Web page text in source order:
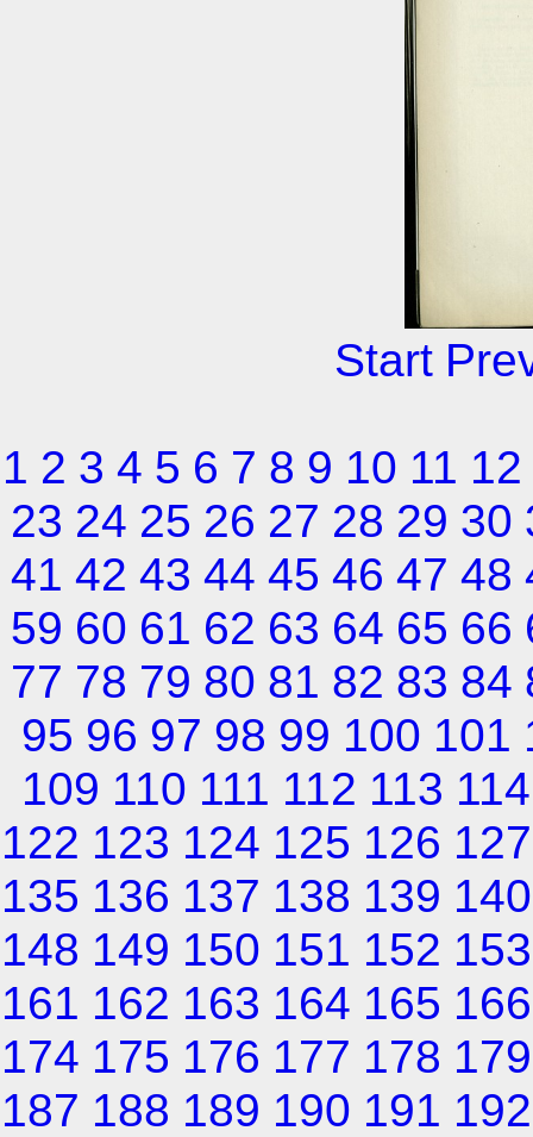
Start
1 2 3 4 5 6 7 8 9 10 11 12
23 24 25 26 27 28 29 30
41 42 43 44 45 46 47 48
59 60 61 62 63 64 65 66
77 78 79 80 81 82 83 84
95 96 97 98 99 100 101
109 110 111 112 113 114
122 123 124 125 126 127
135 136 137 138 139 140
148 149 150 151 152 153
161 162 163 164 165 166
174 175 176 177 178 179
187 188 189 190 191 192